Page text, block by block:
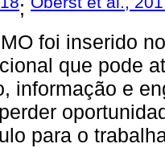
;
foi inserido
que pode
informação e
para o